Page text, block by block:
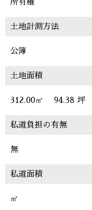
所有権
土地計測方法
公簿
土地面積
312.00㎡ 94.38 坪
私道負担の有無
無
私道面積
㎡